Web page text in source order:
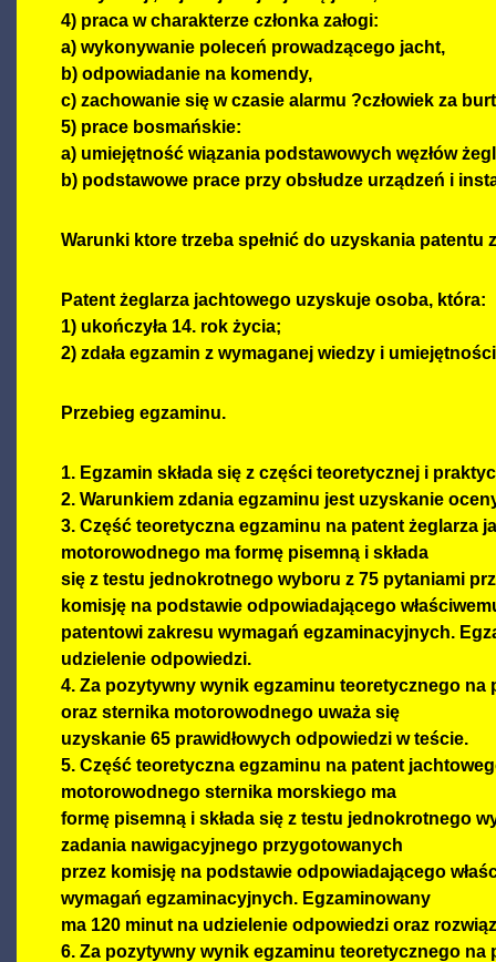
4) praca w charakterze członka załogi:
a) wykonywanie poleceń prowadzącego jacht,
b) odpowiadanie na komendy,
c) zachowanie się w czasie alarmu ?człowiek za
5) prace bosmańskie:
a) umiejętność wiązania podstawowych węzłów
b) podstawowe prace przy obsłudze urządzeń i
Warunki ktore trzeba spełnić do uzyskania patentu
Patent żeglarza jachtowego uzyskuje osoba, która:
1) ukończyła 14. rok życia;
2) zdała egzamin z wymaganej wiedzy i
Przebieg egzaminu.
1. Egzamin składa się z części teoretycznej i
2. Warunkiem zdania egzaminu jest uzyskanie
3. Część teoretyczna egzaminu na patent żeglarza
motorowodnego ma formę pisemną i składa
się z testu jednokrotnego wyboru z 75 pytaniami
komisję na podstawie odpowiadającego
patentowi zakresu wymagań egzaminacyjnych.
udzielenie odpowiedzi.
4. Za pozytywny wynik egzaminu teoretycznego na
oraz sternika motorowodnego uważa się
uzyskanie 65 prawidłowych odpowiedzi w teście.
5. Część teoretyczna egzaminu na patent
motorowodnego sternika morskiego ma
formę pisemną i składa się z testu jednokrotnego
zadania nawigacyjnego przygotowanych
przez komisję na podstawie odpowiadającego
wymagań egzaminacyjnych. Egzaminowany
ma 120 minut na udzielenie odpowiedzi oraz
6. Za pozytywny wynik egzaminu teoretycznego na